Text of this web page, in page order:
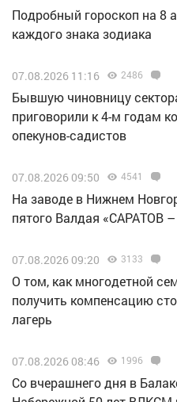
Подробный гороскоп на 8
каждого знака зодиака
07.08.2026 11:16 2486
Бывшую чиновницу
приговорили к 4-м годам
опекунов-садистов
07.08.2026 09:50 4541
Н️а заводе в Нижнем
пятого Валдая «САРАТОВ
07.08.2026 09:20 3133
О том, как многодетной
получить компенсацию
лагерь
07.08.2026 08:46 1996
Со вчерашнего дня в